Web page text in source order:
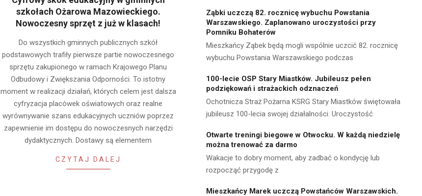
szkołach Ożarowa Mazowieckiego.
Nowoczesny sprzęt z już w klasach!
14
Do wszystkich gminnych publicznych szkół
podstawowych trafiły pierwsze partie nowoczesnego
sprzętu zakupionego w ramach Krajowego Planu
Odbudowy i Zwiększania Odporności. To istotny
moment w realizacji działań, których celem jest dalsza
cyfryzacja placówek oświatowych oraz realne
wyrównywanie szans edukacyjnych uczniów poprzez
zapewnienie im dostępu do nowoczesnych narzędzi
dydaktycznych. Dostawy są elementem
CZYTAJ DALEJ
Ząbki uczczą 82. rocznicę wybuchu Powstania
Warszawskiego. Zaplanowano uroczystości przy
Pomniku Bohaterów
Mieszkańcy Ząbek będą mogli wspólnie uczcić 82. rocznicę
wybuchu Powstania Warszawskiego podczas
100-lecie OSP Stary Miastków. Jubileusz pełen
podziękowań i strażackich odznaczeń
Ochotnicza Straż Pożarna KSRG Stary Miastków świętowała
jubileusz 100-lecia swojej działalności. Uroczystość
Otwarte treningi biegowe w Otwocku. W każdą niedzielę
można trenować za darmo
Wakacje to dobry moment, aby zadbać o kondycję lub
rozpocząć przygodę z
Mieszkańcy Marek uczczą Powstańców Warszawskich.